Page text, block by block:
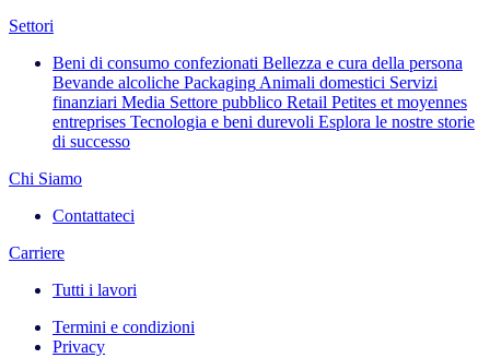
Settori
Beni di consumo confezionati Bellezza e cura della persona
Bevande alcoliche Packaging Animali domestici Servizi
finanziari Media Settore pubblico Retail Petites et moyennes
entreprises Tecnologia e beni durevoli Esplora le nostre storie
di successo
Chi Siamo
Contattateci
Carriere
Tutti i lavori
Termini e condizioni
Privacy